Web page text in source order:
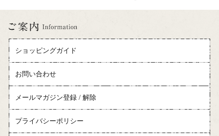
ショッピングガイド
お問い合わせ
メールマガジン登録 / 解除
プライバシーポリシー